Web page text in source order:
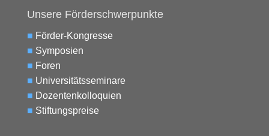
Unsere Förderschwerpunkte
■ Förder-Kongresse
■ Symposien
■ Foren
■ Universitätsseminare
■ Dozentenkolloquien
■ Stiftungspreise